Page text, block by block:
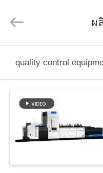
บ้าน
สินค้า
เกี่ยว
Technology
Co.,Ltd.
Reserved.
ผ
quality control